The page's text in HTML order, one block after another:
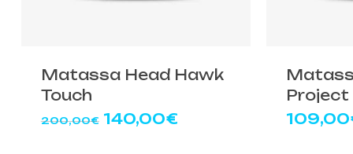
Matassa Head Hawk
Touch
200,00€ Il
140,00€Il
Project
109,00